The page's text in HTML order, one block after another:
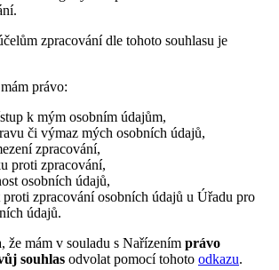
zpracování dle tohoto souhlasu je
právo:
k mým osobním údajům,
či výmaz mých osobních údajů,
zpracování,
proti zpracování,
osobních údajů,
proti zpracování osobních údajů u Úřadu pro
údajů.
že mám v souladu s Nařízením právo
souhlas odvolat pomocí tohoto odkazu.